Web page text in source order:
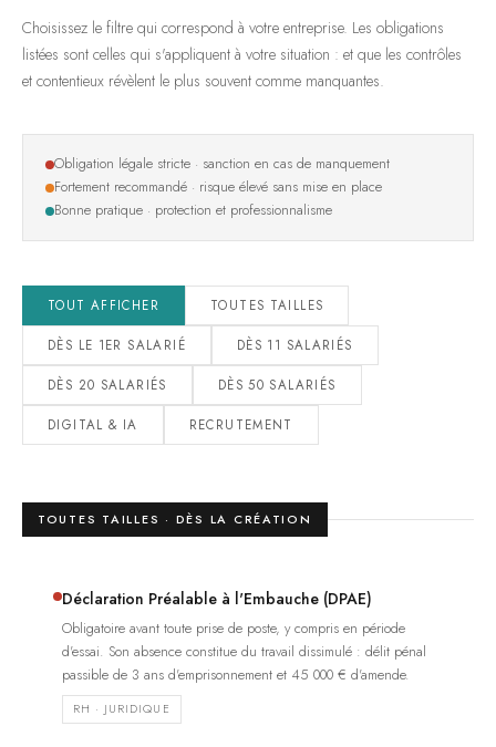
Choisissez le filtre qui correspond à votre entreprise. Les obligations
listées sont celles qui s'appliquent à votre situation : et que les contrôles
et contentieux révèlent le plus souvent comme manquantes.
Obligation légale stricte · sanction en cas de manquement
Fortement recommandé · risque élevé sans mise en place
Bonne pratique · protection et professionnalisme
TOUT AFFICHER TOUTES TAILLES
DÈS LE 1ER SALARIÉ DÈS 11 SALARIÉS
DÈS 20 SALARIÉS DÈS 50 SALARIÉS
DIGITAL & IA RECRUTEMENT
TOUTES TAILLES · DÈS LA CRÉATION
Déclaration Préalable à l'Embauche (DPAE)
Obligatoire avant toute prise de poste, y compris en période
d'essai. Son absence constitue du travail dissimulé : délit pénal
passible de 3 ans d'emprisonnement et 45 000 € d'amende.
RH · JURIDIQUE